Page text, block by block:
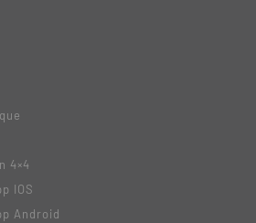
4×4
IOS
Android